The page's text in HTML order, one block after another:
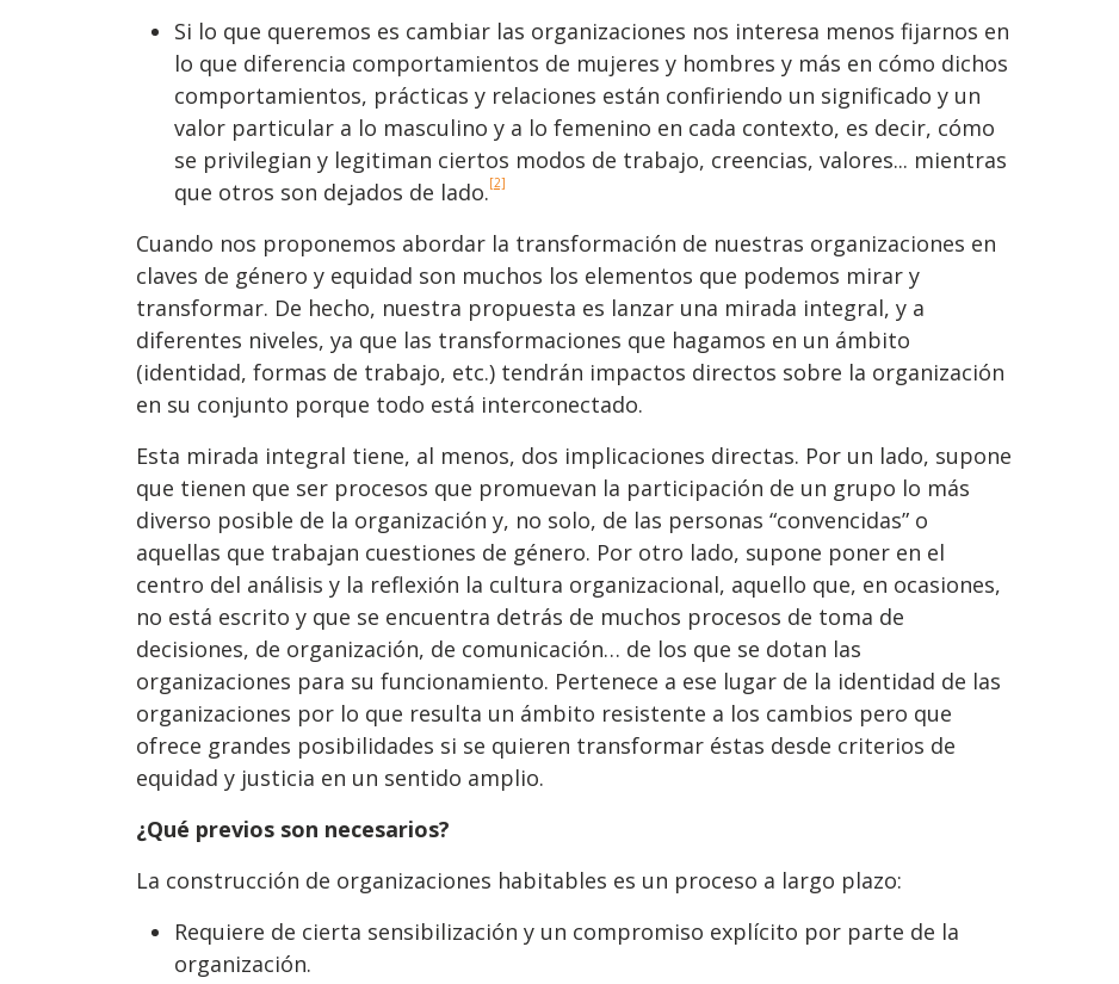
Si lo que queremos es cambiar las organizaciones nos interesa menos fijarnos en
lo que diferencia comportamientos de mujeres y hombres y más en cómo dichos
comportamientos, prácticas y relaciones están confiriendo un significado y un
valor particular a lo masculino y a lo femenino en cada contexto, es decir, cómo
se privilegian y legitiman ciertos modos de trabajo, creencias, valores... mientras
que otros son dejados de lado.[2]
Cuando nos proponemos abordar la transformación de nuestras organizaciones en
claves de género y equidad son muchos los elementos que podemos mirar y
transformar. De hecho, nuestra propuesta es lanzar una mirada integral, y a
diferentes niveles, ya que las transformaciones que hagamos en un ámbito
(identidad, formas de trabajo, etc.) tendrán impactos directos sobre la organización
en su conjunto porque todo está interconectado.
Esta mirada integral tiene, al menos, dos implicaciones directas. Por un lado, supone
que tienen que ser procesos que promuevan la participación de un grupo lo más
diverso posible de la organización y, no solo, de las personas “convencidas” o
aquellas que trabajan cuestiones de género. Por otro lado, supone poner en el
centro del análisis y la reflexión la cultura organizacional, aquello que, en ocasiones,
no está escrito y que se encuentra detrás de muchos procesos de toma de
decisiones, de organización, de comunicación… de los que se dotan las
organizaciones para su funcionamiento. Pertenece a ese lugar de la identidad de las
organizaciones por lo que resulta un ámbito resistente a los cambios pero que
ofrece grandes posibilidades si se quieren transformar éstas desde criterios de
equidad y justicia en un sentido amplio.
¿Qué previos son necesarios?
La construcción de organizaciones habitables es un proceso a largo plazo:
Requiere de cierta sensibilización y un compromiso explícito por parte de la
organización.